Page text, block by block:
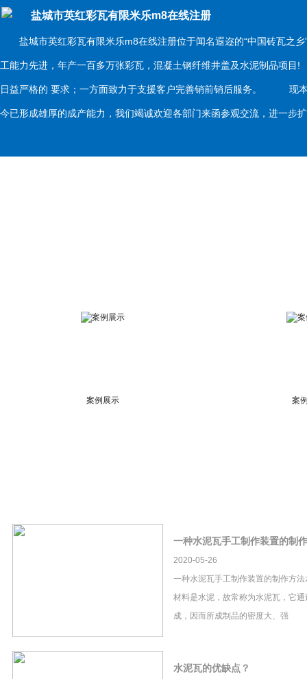
盐城市英红彩瓦有限米乐m8在线注册
盐城市英红彩瓦有限米乐m8在线注册位于闻名遐迩的“中国砖瓦之乡
工能力先进，年产一百多万张彩瓦，混凝土钢纤维井盖及水泥制品项
日益严格的 要求；一方面致力于支援客户完善销前销后服务。 现本
今已形成雄厚的成产能力，我们竭诚欢迎各部门来函参观交流，进一
案例展示 案
一种水泥瓦手工制作装置的制
2020-05-26
一种水泥瓦手工制作装置的制作方
材料是水泥，故常称为水泥瓦，它
成，因而所成制品的密度大、强
水泥瓦的优缺点？